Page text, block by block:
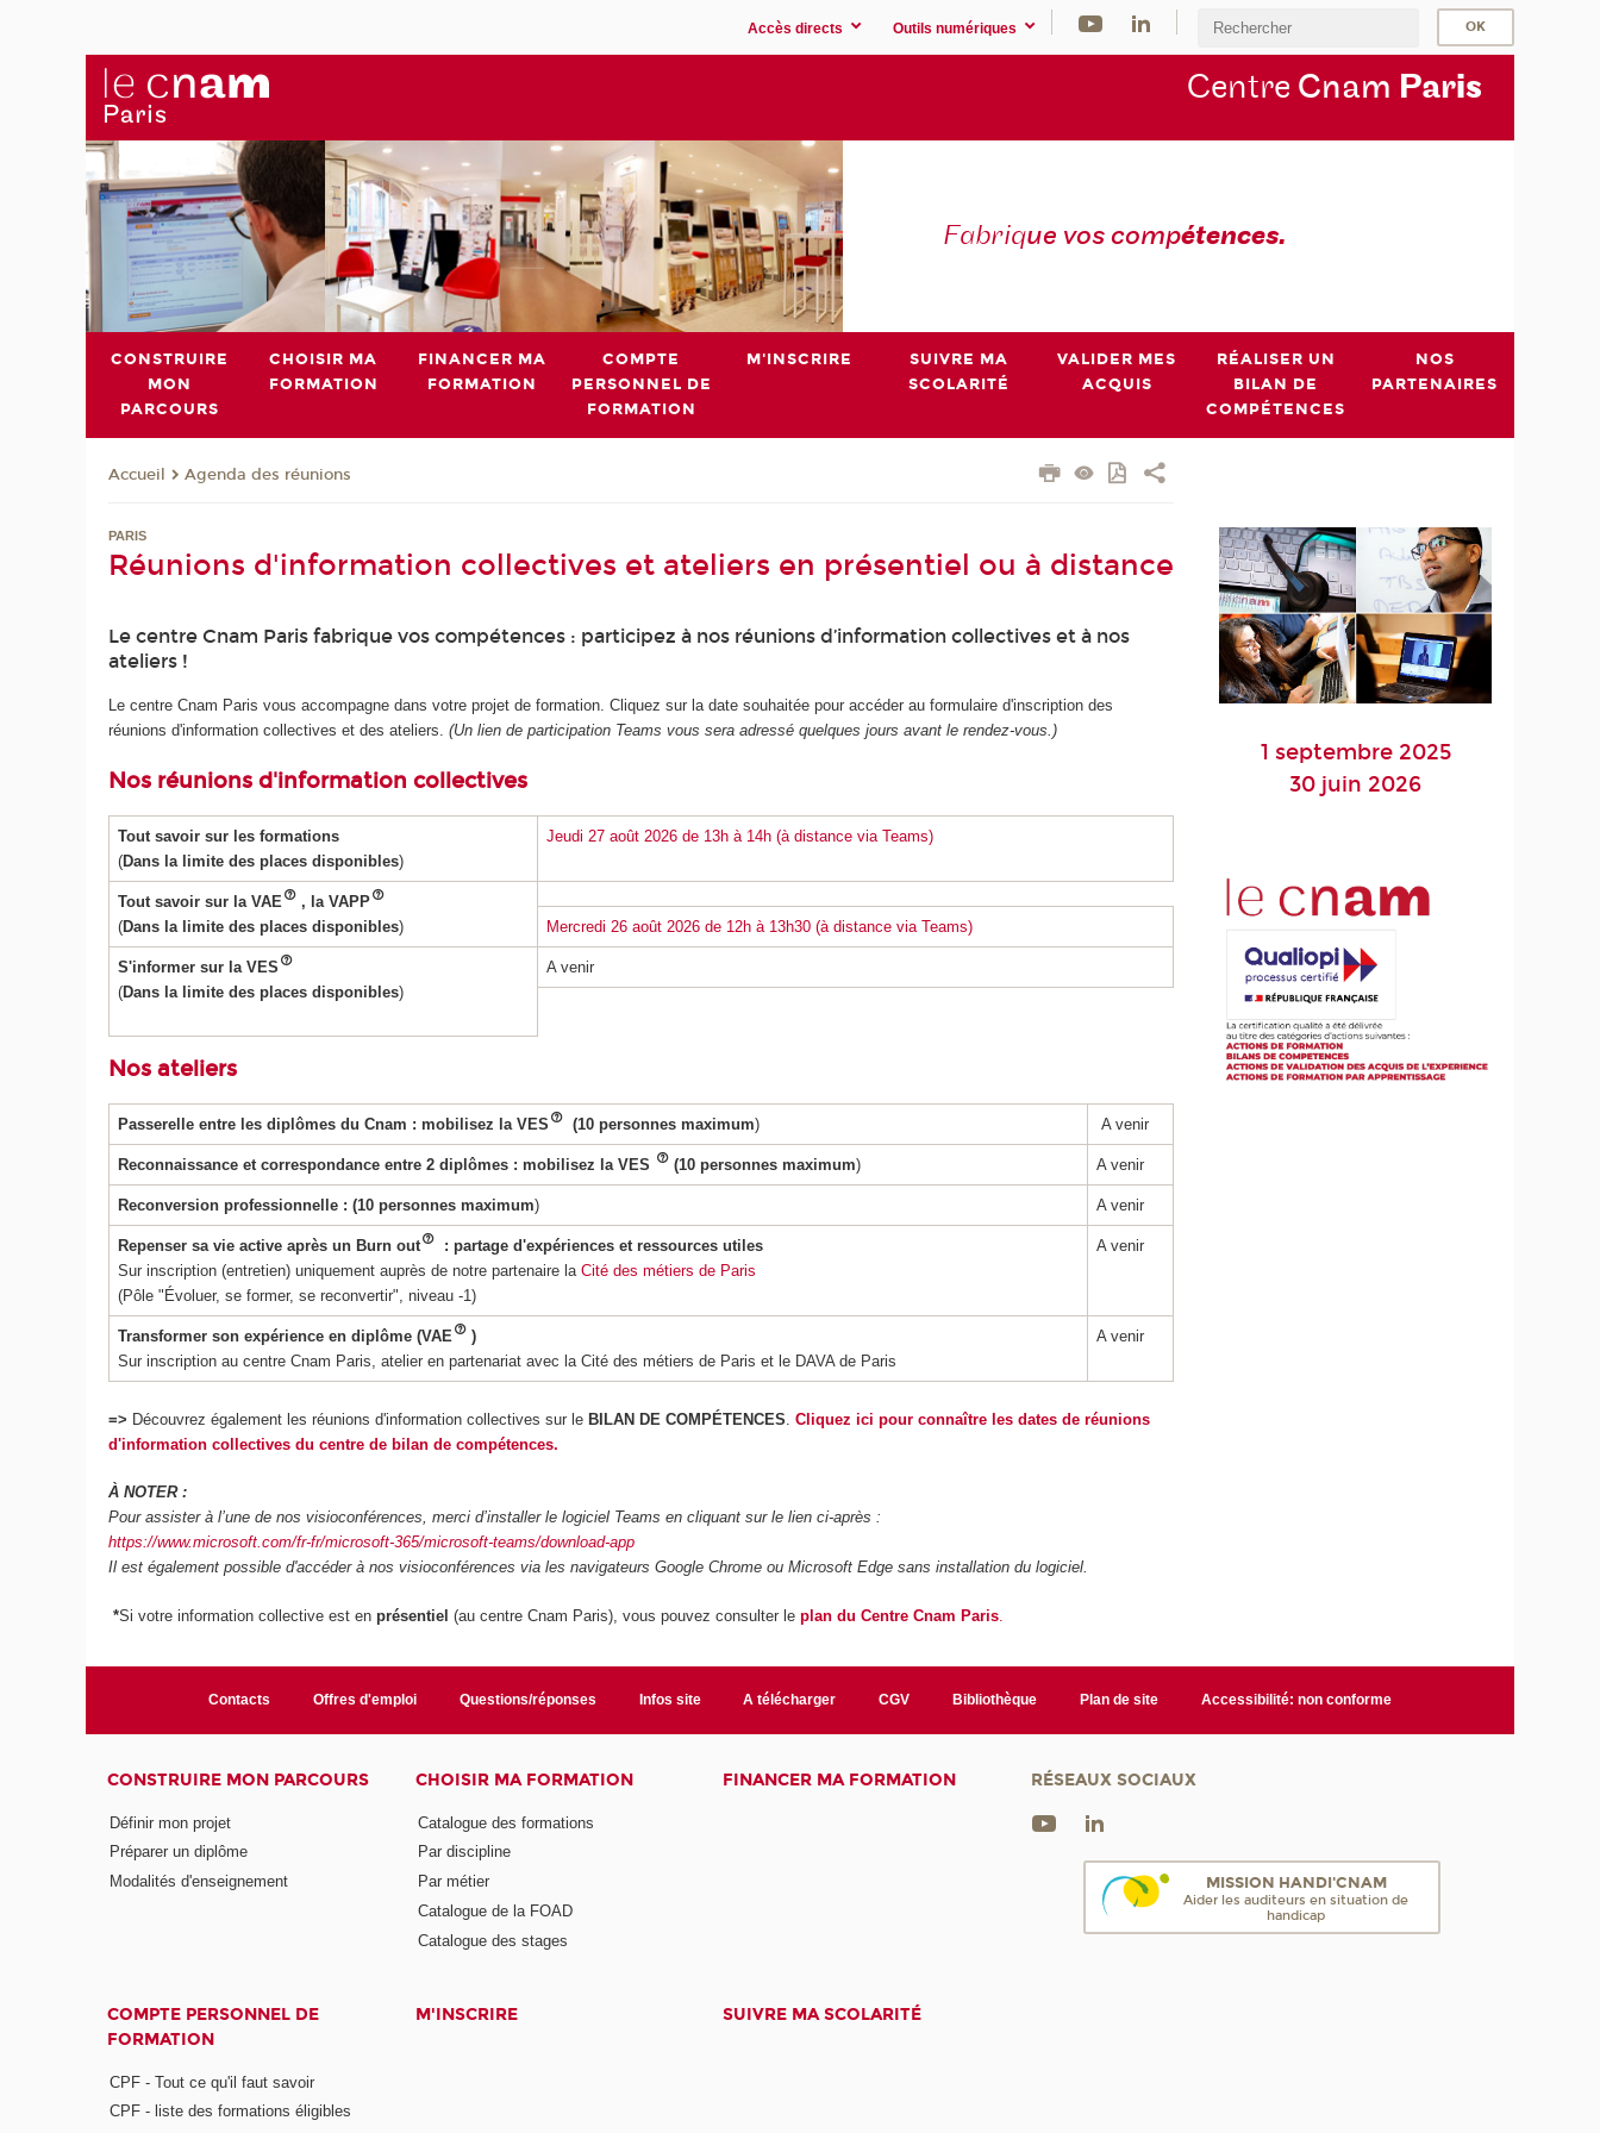
Accès directs Outils numériques
Centre Cnam Paris
Fabrique vos compétences.
CONSTRUIRE
MON
PARCOURS
CHOISIR MA
FORMATION
FINANCER MA
FORMATION
COMPTE
PERSONNEL DE
FORMATION
M'INSCRIRE
SUIVRE MA
SCOLARITÉ
VALIDER MES
ACQUIS
RÉALISER UN
BILAN DE
COMPÉTENCES
NOS
PARTENAIRES
Accueil Agenda des réunions
PARIS
Réunions d'information collectives et ateliers en présentiel ou à distance
Le centre Cnam Paris fabrique vos compétences : participez à nos réunions d’information collectives et à nos
ateliers !
Le centre Cnam Paris vous accompagne dans votre projet de formation. Cliquez sur la date souhaitée pour accéder au formulaire d'inscription des
réunions d'information collectives et des ateliers. (Un lien de participation Teams vous sera adressé quelques jours avant le rendez-vous.)
Nos réunions d'information collectives
Tout savoir sur les formations
(Dans la limite des places disponibles)
Jeudi 27 août 2026 de 13h à 14h (à distance via Teams)
Tout savoir sur la VAE
, la VAPP
(Dans la limite des places disponibles) Mercredi 26 août 2026 de 12h à 13h30 (à distance via Teams)
S'informer sur la VES
(Dans la limite des places disponibles)
A venir
Nos ateliers
Passerelle entre les diplômes du Cnam : mobilisez la VES (10 personnes maximum) A venir
Reconnaissance et correspondance entre 2 diplômes : mobilisez la VES (10 personnes maximum) A venir
Reconversion professionnelle : (10 personnes maximum) A venir
Repenser sa vie active après un Burn out
: partage d'expériences et ressources utiles
Sur inscription (entretien) uniquement auprès de notre partenaire la Cité des métiers de Paris
(Pôle "Évoluer, se former, se reconvertir", niveau -1)
A venir
Transformer son expérience en diplôme (VAE
)
Sur inscription au centre Cnam Paris, atelier en partenariat avec la Cité des métiers de Paris et le DAVA de Paris
A venir
=> Découvrez également les réunions d'information collectives sur leBILAN DE COMPÉTENCES .Cliquez ici pour connaître les dates de réunions
d'information collectives du centre de bilan de compétences.
À NOTER :
Pour assister à l’une de nos visioconférences, merci d’installer le logiciel Teams en cliquant sur le lien ci-après :
https://www.microsoft.com/fr-fr/microsoft-365/microsoft-teams/download-app
Il est également possible d'accéder à nos visioconférences via les navigateurs Google Chrome ou Microsoft Edge sans installation du logiciel.
*Si votre information collective est enprésentiel (au centre Cnam Paris), vous pouvez consulter le plan du Centre Cnam Paris
1 septembre 2025
30 juin 2026
Contacts Offres d'emploi Questions/réponses Infos site A télécharger CGV Bibliothèque Plan de site Accessibilité: non conforme
CONSTRUIRE MON PARCOURS
Définir mon projet
Préparer un diplôme
Modalités d'enseignement
CHOISIR MA FORMATION
Catalogue des formations
Par discipline
Par métier
Catalogue de la FOAD
Catalogue des stages
FINANCER MA FORMATION
COMPTE PERSONNEL DE
FORMATION
CPF - Tout ce qu'il faut savoir
CPF - liste des formations éligibles
M'INSCRIRE SUIVRE MA SCOLARITÉ
RÉSEAUX SOCIAUX
MISSION HANDI'CNAM
Aider les auditeurs en situation de
handicap